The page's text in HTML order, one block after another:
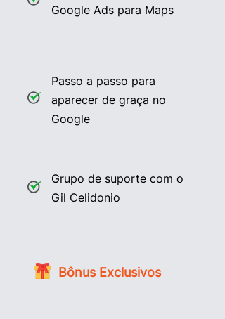
Google Ads para Maps
Passo a passo para
aparecer de graça no
Google
Grupo de suporte com o
Gil Celidonio
Bônus Exclusivos